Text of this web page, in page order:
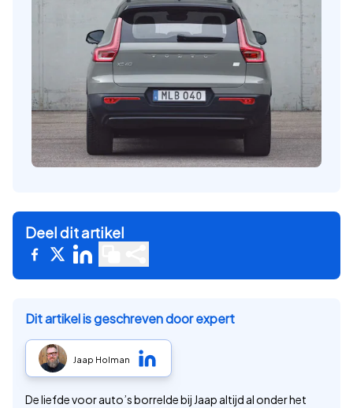
Deel dit artikel
Dit artikel is geschreven door expert
Jaap Holman
De liefde voor auto’s borrelde bij Jaap altijd al onder het